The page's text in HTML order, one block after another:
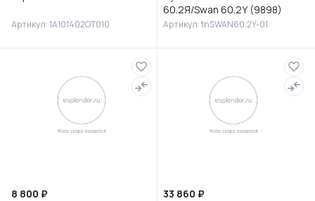
Артикул: 1A101402OT010
60.2Я/Swan 60.2Y (9898)
Артикул: tnSWAN60.2Y-01
8 800 ₽ 33 860 ₽